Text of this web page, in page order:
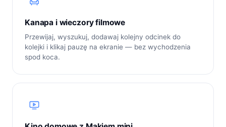
Kanapa i wieczory filmowe
Przewijaj, wyszukuj, dodawaj kolejny odcinek do
kolejki i klikaj pauzę na ekranie — bez wychodzenia
spod koca.